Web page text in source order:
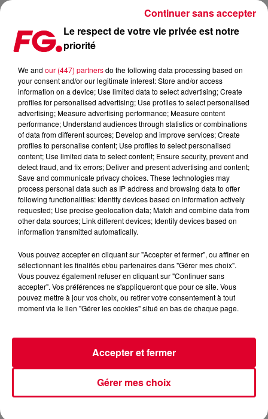
MUSIQUE : FINIE LA LANGUE ANGLAISE ?
Publié : 20 mars 2024 à 12h02 par Christophe HUBERT
Crédit :
Musique : finie la langue anglaise ?
Hier,Spotifya dévoilé son rapport d’activité pour l’année
Le respect de votre vie privée est notre
priorité
We and our (447) partnersdo the following data processing based on
your consent and/or our legitimate interest: Store and/or access
information on a device; Use limited data to select advertising; Create
profiles for personalised advertising; Use profiles to select personalised
advertising; Measure advertising performance; Measure content
performance; Understand audiences through statistics or combinations
of data from different sources; Develop and improve services; Create
profiles to personalise content; Use profiles to select personalised
content; Use limited data to select content; Ensure security, prevent and
detect fraud, and fix errors; Deliver and present advertising and content;
Save and communicate privacy choices. These technologies may
process personal data such as IP address and browsing data to offer
following functionalities: Identify devices based on information actively
requested; Use precise geolocation data; Match and combine data from
other data sources; Link different devices; Identify devices based on
information transmitted automatically.
Vous pouvez accepter en cliquant sur "Accepter et fermer", ou affiner en
sélectionnant les finalités et/ou partenaires dans "Gérer mes choix".
Vous pouvez également refuser en cliquant sur "Continuer sans
accepter". Vos préférences ne s'appliqueront que pour ce site. Vous
pouvez mettre à jour vos choix, ou retirer votre consentement à tout
moment via le lien "Gérer les cookies" situé en bas de chaque page.
Gérer mes choix
Accepter et fermer
Continuer sans accepter